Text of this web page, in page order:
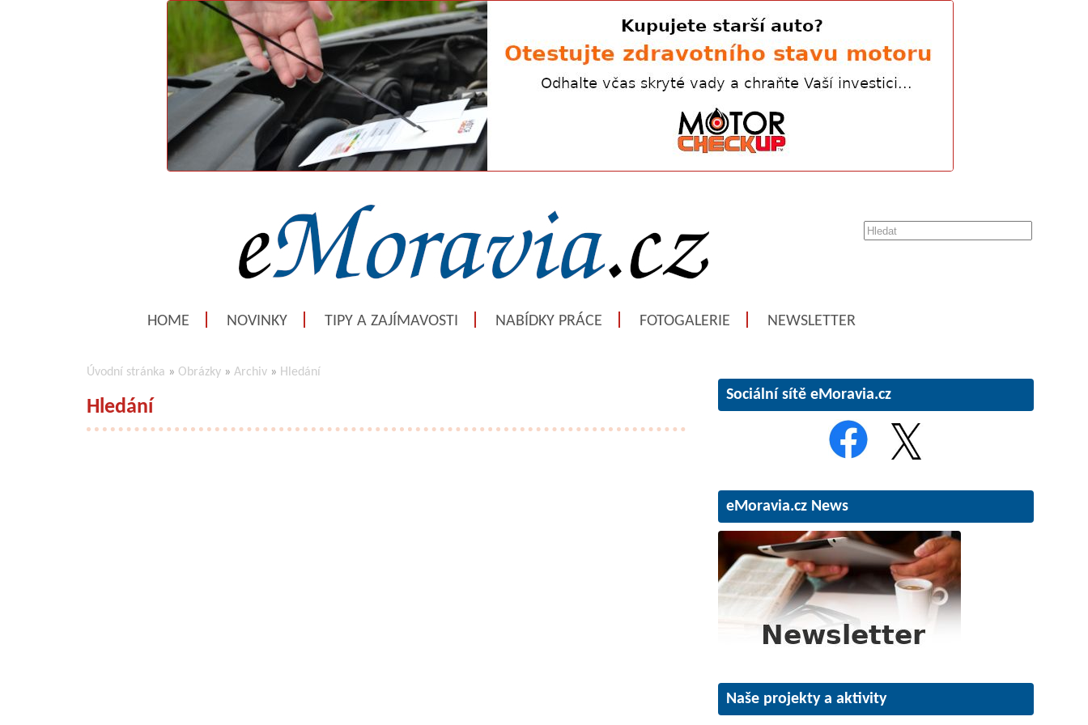
HOME NOVINKY TIPY A ZAJÍMAVOSTI NABÍDKY PRÁCE FOTOGALERIE NEWSLETTER
Úvodní stránka » Obrázky » Archiv » Hledání
Hledání
Sociální sítě eMoravia.cz
eMoravia.cz News
Naše projekty a aktivity